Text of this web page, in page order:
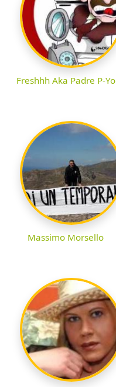
Freshhh Aka Padre P-Yo
Massimo Morsello